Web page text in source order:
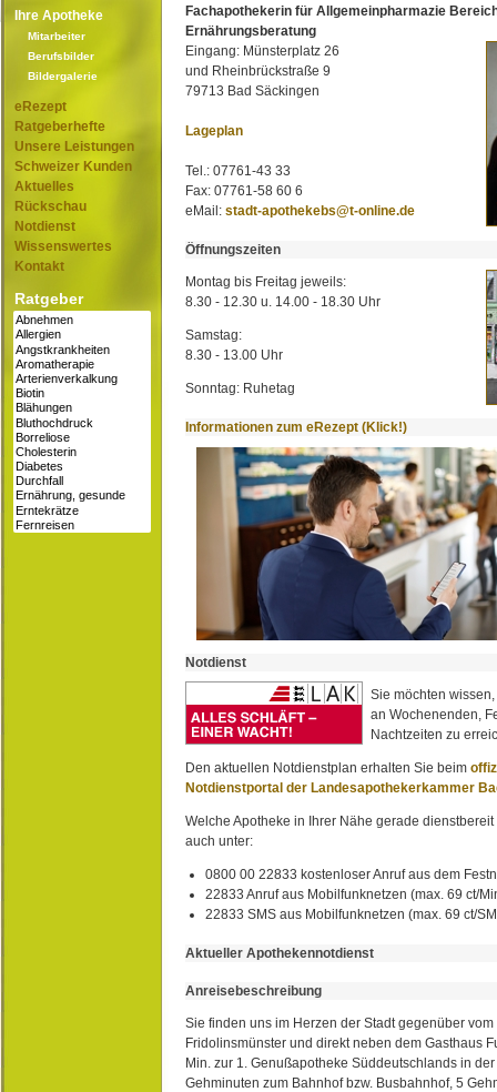
Ihre Apotheke
Mitarbeiter
Berufsbilder
Bildergalerie
eRezept
Ratgeberhefte
Unsere Leistungen
Schweizer Kunden
Aktuelles
Rückschau
Notdienst
Wissenswertes
Kontakt
Ratgeber
Fachapothekerin für Allgemeinpharmazie
Ernährungsberatung
Eingang: Münsterplatz 26
und Rheinbrückstraße 9
79713 Bad Säckingen
Lageplan
Tel.: 07761-43 33
Fax: 07761-58 60 6
eMail: stadt-apothekebs@t-online.de
Öffnungszeiten
Montag bis Freitag jeweils:
8.30 - 12.30 u. 14.00 - 18.30 Uhr
Samstag:
8.30 - 13.00 Uhr
Sonntag: Ruhetag
Informationen zum eRezept (Klick!)
Notdienst
Sie möchten
an Wochenenden,
Nachtzeiten zu
Den aktuellen Notdienstplan erhalten Sie beim
Notdienstportal der Landesapothekerkammer
Welche Apotheke in Ihrer Nähe gerade
auch unter:
0800 00 22833 kostenloser Anruf aus dem
22833 Anruf aus Mobilfunknetzen (max. 69 ct/
22833 SMS aus Mobilfunknetzen (max. 69 ct/
Aktueller Apothekennotdienst
Anreisebeschreibung
Sie finden uns im Herzen der Stadt gegenüber
Fridolinsmünster und direkt neben dem Gasthaus
Min. zur 1. Genußapotheke Süddeutschlands in
Gehminuten zum Bahnhof bzw. Busbahnhof, 5